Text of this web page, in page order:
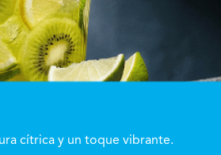
cítrica y un toque vibrante.